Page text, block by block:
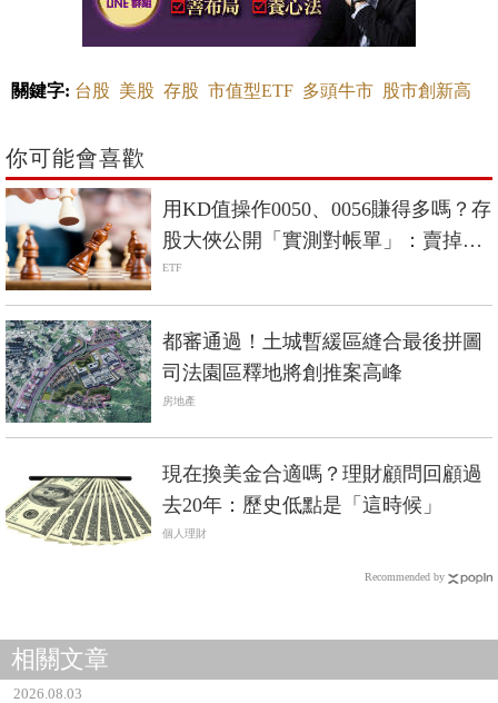
關鍵字: 台股 美股 存股 市值型ETF 多頭牛市 股市創新高
你可能會喜歡
用KD值操作0050、0056賺得多嗎？存
股大俠公開「實測對帳單」：賣掉後
買不回來，就是打斷複利
ETF
都審通過！土城暫緩區縫合最後拼圖
司法園區釋地將創推案高峰
房地產
現在換美金合適嗎？理財顧問回顧過
去20年：歷史低點是「這時候」
個人理財
Recommended by
相關文章
2026.08.03